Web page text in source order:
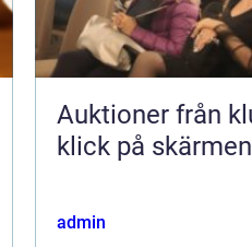
Auktioner från klubbaslag till
klick på skärmen
admin